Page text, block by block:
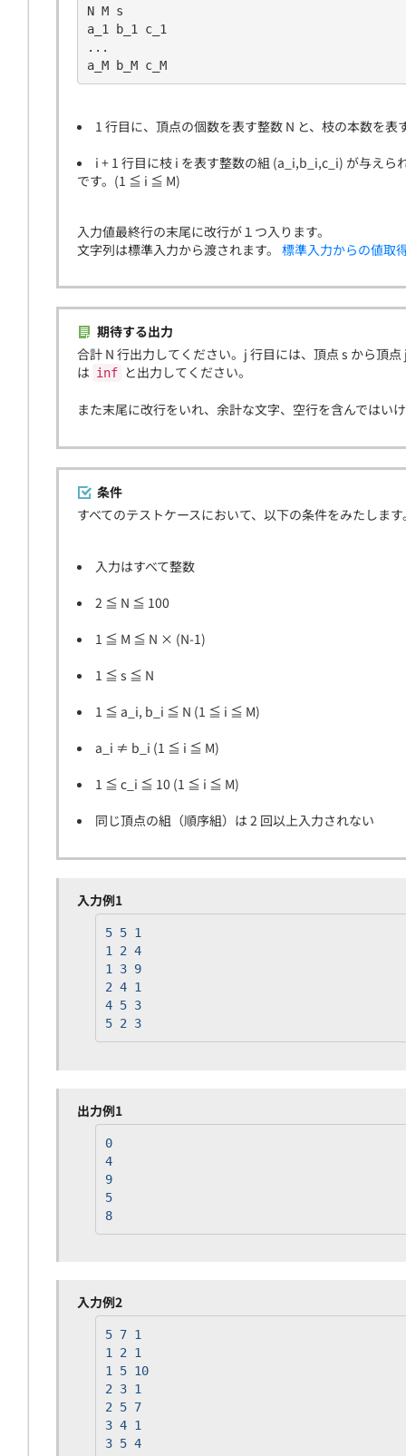
N M s
a_1 b_1 c_1
...
a_M b_M c_M
1 行目に、頂点の個数を表す整数 N と、枝の本数を
i + 1 行目に枝 i を表す整数の組 (a_i,b_i,c_i) が与え
です。(1 ≦ i ≦ M)
入力値最終行の末尾に改行が１つ入ります。
文字列は標準入力から渡されます。 標準入力からの値取
期待する出力
合計 N 行出力してください。j 行目には、頂点 s から頂
は inf と出力してください。
また末尾に改行をいれ、余計な文字、空行を含んではい
条件
すべてのテストケースにおいて、以下の条件をみたします
入力はすべて整数
2 ≦ N ≦ 100
1 ≦ M ≦ N × (N-1)
1 ≦ s ≦ N
1 ≦ a_i, b_i ≦ N (1 ≦ i ≦ M)
a_i ≠ b_i (1 ≦ i ≦ M)
1 ≦ c_i ≦ 10 (1 ≦ i ≦ M)
同じ頂点の組（順序組）は 2 回以上入力されない
入力例1
5 5 1
1 2 4
1 3 9
2 4 1
4 5 3
5 2 3
出力例1
0
4
9
5
8
入力例2
5 7 1
1 2 1
1 5 10
2 3 1
2 5 7
3 4 1
3 5 4